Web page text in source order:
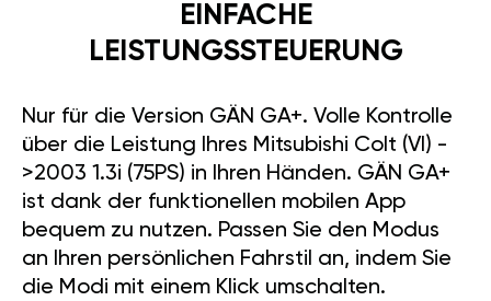
EINFACHE
LEISTUNGSSTEUERUNG
Nur für die Version GÄN GA+. Volle Kontrolle
über die Leistung Ihres Mitsubishi Colt (VI) -
>2003 1.3i (75PS) in Ihren Händen. GÄN GA+
ist dank der funktionellen mobilen App
bequem zu nutzen. Passen Sie den Modus
an Ihren persönlichen Fahrstil an, indem Sie
die Modi mit einem Klick umschalten.